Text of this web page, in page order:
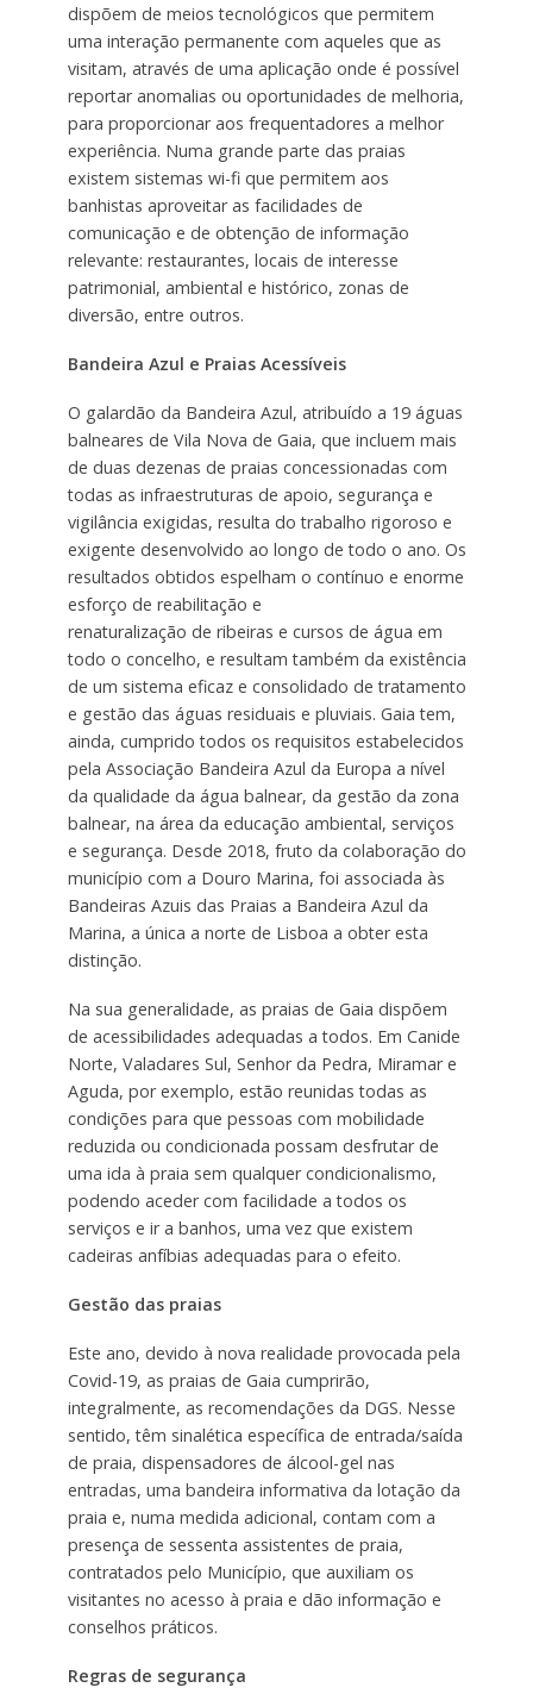
dispõem de meios tecnológicos que permitem
uma interação permanente com aqueles que as
visitam, através de uma aplicação onde é possível
reportar anomalias ou oportunidades de melhoria,
para proporcionar aos frequentadores a melhor
experiência. Numa grande parte das praias
existem sistemas wi-fi que permitem aos
banhistas aproveitar as facilidades de
comunicação e de obtenção de informação
relevante: restaurantes, locais de interesse
patrimonial, ambiental e histórico, zonas de
diversão, entre outros.
Bandeira Azul e Praias Acessíveis
O galardão da Bandeira Azul, atribuído a 19 águas
balneares de Vila Nova de Gaia, que incluem mais
de duas dezenas de praias concessionadas com
todas as infraestruturas de apoio, segurança e
vigilância exigidas, resulta do trabalho rigoroso e
exigente desenvolvido ao longo de todo o ano. Os
resultados obtidos espelham o contínuo e enorme
esforço de reabilitação e
renaturalização de ribeiras e cursos de água em
todo o concelho, e resultam também da existência
de um sistema eficaz e consolidado de tratamento
e gestão das águas residuais e pluviais. Gaia tem,
ainda, cumprido todos os requisitos estabelecidos
pela Associação Bandeira Azul da Europa a nível
da qualidade da água balnear, da gestão da zona
balnear, na área da educação ambiental, serviços
e segurança. Desde 2018, fruto da colaboração do
município com a Douro Marina, foi associada às
Bandeiras Azuis das Praias a Bandeira Azul da
Marina, a única a norte de Lisboa a obter esta
distinção.
Na sua generalidade, as praias de Gaia dispõem
de acessibilidades adequadas a todos. Em Canide
Norte, Valadares Sul, Senhor da Pedra, Miramar e
Aguda, por exemplo, estão reunidas todas as
condições para que pessoas com mobilidade
reduzida ou condicionada possam desfrutar de
uma ida à praia sem qualquer condicionalismo,
podendo aceder com facilidade a todos os
serviços e ir a banhos, uma vez que existem
cadeiras anfíbias adequadas para o efeito.
Gestão das praias
Este ano, devido à nova realidade provocada pela
Covid-19, as praias de Gaia cumprirão,
integralmente, as recomendações da DGS. Nesse
sentido, têm sinalética específica de entrada/saída
de praia, dispensadores de álcool-gel nas
entradas, uma bandeira informativa da lotação da
praia e, numa medida adicional, contam com a
presença de sessenta assistentes de praia,
contratados pelo Município, que auxiliam os
visitantes no acesso à praia e dão informação e
conselhos práticos.
Regras de segurança